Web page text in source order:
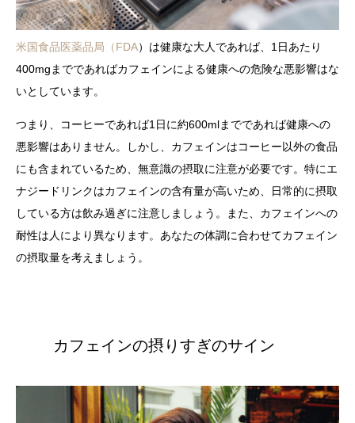
米国食品医薬品局（FDA）は健康な大人であれば、1日あたり
400mgまでであればカフェインによる健康への危険な悪影響はな
いとしています。
つまり、コーヒーであれば1日に約600mlまでであれば健康への
悪影響はありません。しかし、カフェインはコーヒー以外の食品
にも含まれているため、無意識の摂取に注意が必要です。特にエ
ナジードリンクはカフェインの含有量が高いため、日常的に摂取
している方は飲み過ぎに注意しましょう。また、カフェインへの
耐性は人により異なります。あなたの体調に合わせてカフェイン
の摂取量を考えましょう。
カフェインの摂りすぎのサイン